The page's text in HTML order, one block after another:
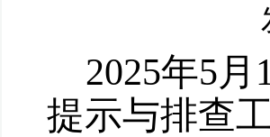
2025年5月
提示与排查